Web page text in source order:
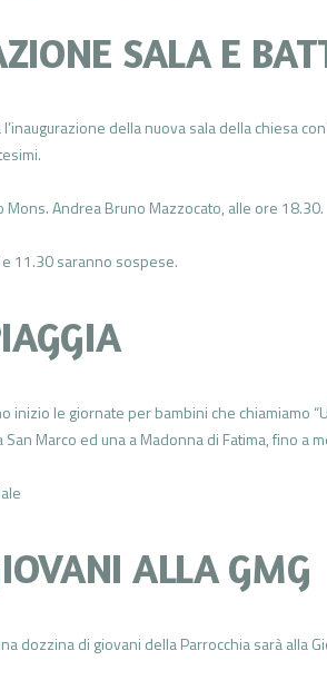
SALA E
della nuova sala della chiesa
Mons. Andrea Bruno Mazzocato, alle ore 18.30.
11.30 saranno sospese.
le giornate per bambini che chiamiamo
Marco ed una a Madonna di Fatima, fino a
ALLA GMG
dozzina di giovani della Parrocchia sarà alla